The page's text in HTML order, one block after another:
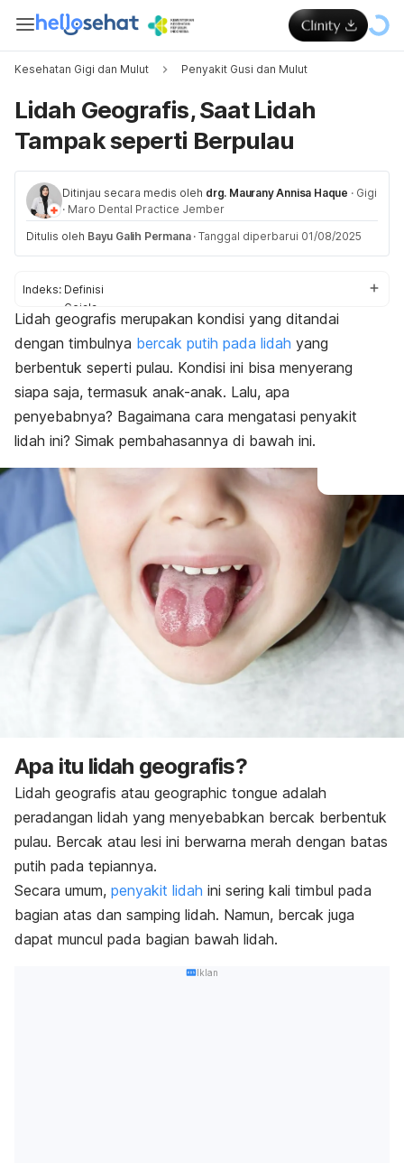
Kesehatan Gigi dan Mulut Penyakit Gusi dan Mulut
Lidah Geografis, Saat Lidah
Tampak seperti Berpulau
Ditinjau secara medis oleh drg. Maurany Annisa Haque · Gigi
· Maro Dental Practice Jember
Ditulis oleh Bayu Galih Permana · Tanggal diperbarui 01/08/2025
Indeks: Definisi
Gejala
Penyebab
Diagnosis
Komplikasi
Cara mengatasi
Lidah geografis merupakan kondisi yang ditandai
dengan timbulnya bercak putih pada lidah yang
berbentuk seperti pulau. Kondisi ini bisa menyerang
siapa saja, termasuk anak-anak. Lalu, apa
penyebabnya? Bagaimana cara mengatasi penyakit
lidah ini? Simak pembahasannya di bawah ini.
Apa itu lidah geografis?
Lidah geografis atau geographic tongue adalah
peradangan lidah yang menyebabkan bercak berbentuk
pulau. Bercak atau lesi ini berwarna merah dengan batas
putih pada tepiannya.
Secara umum, penyakit lidah ini sering kali timbul pada
bagian atas dan samping lidah. Namun, bercak juga
dapat muncul pada bagian bawah lidah.
Iklan